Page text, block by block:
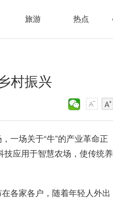
旅游 热点
村振兴
一场关于“牛”的产业革命正
应用于智慧农场，使传统养
各家各户，随着年轻人外出